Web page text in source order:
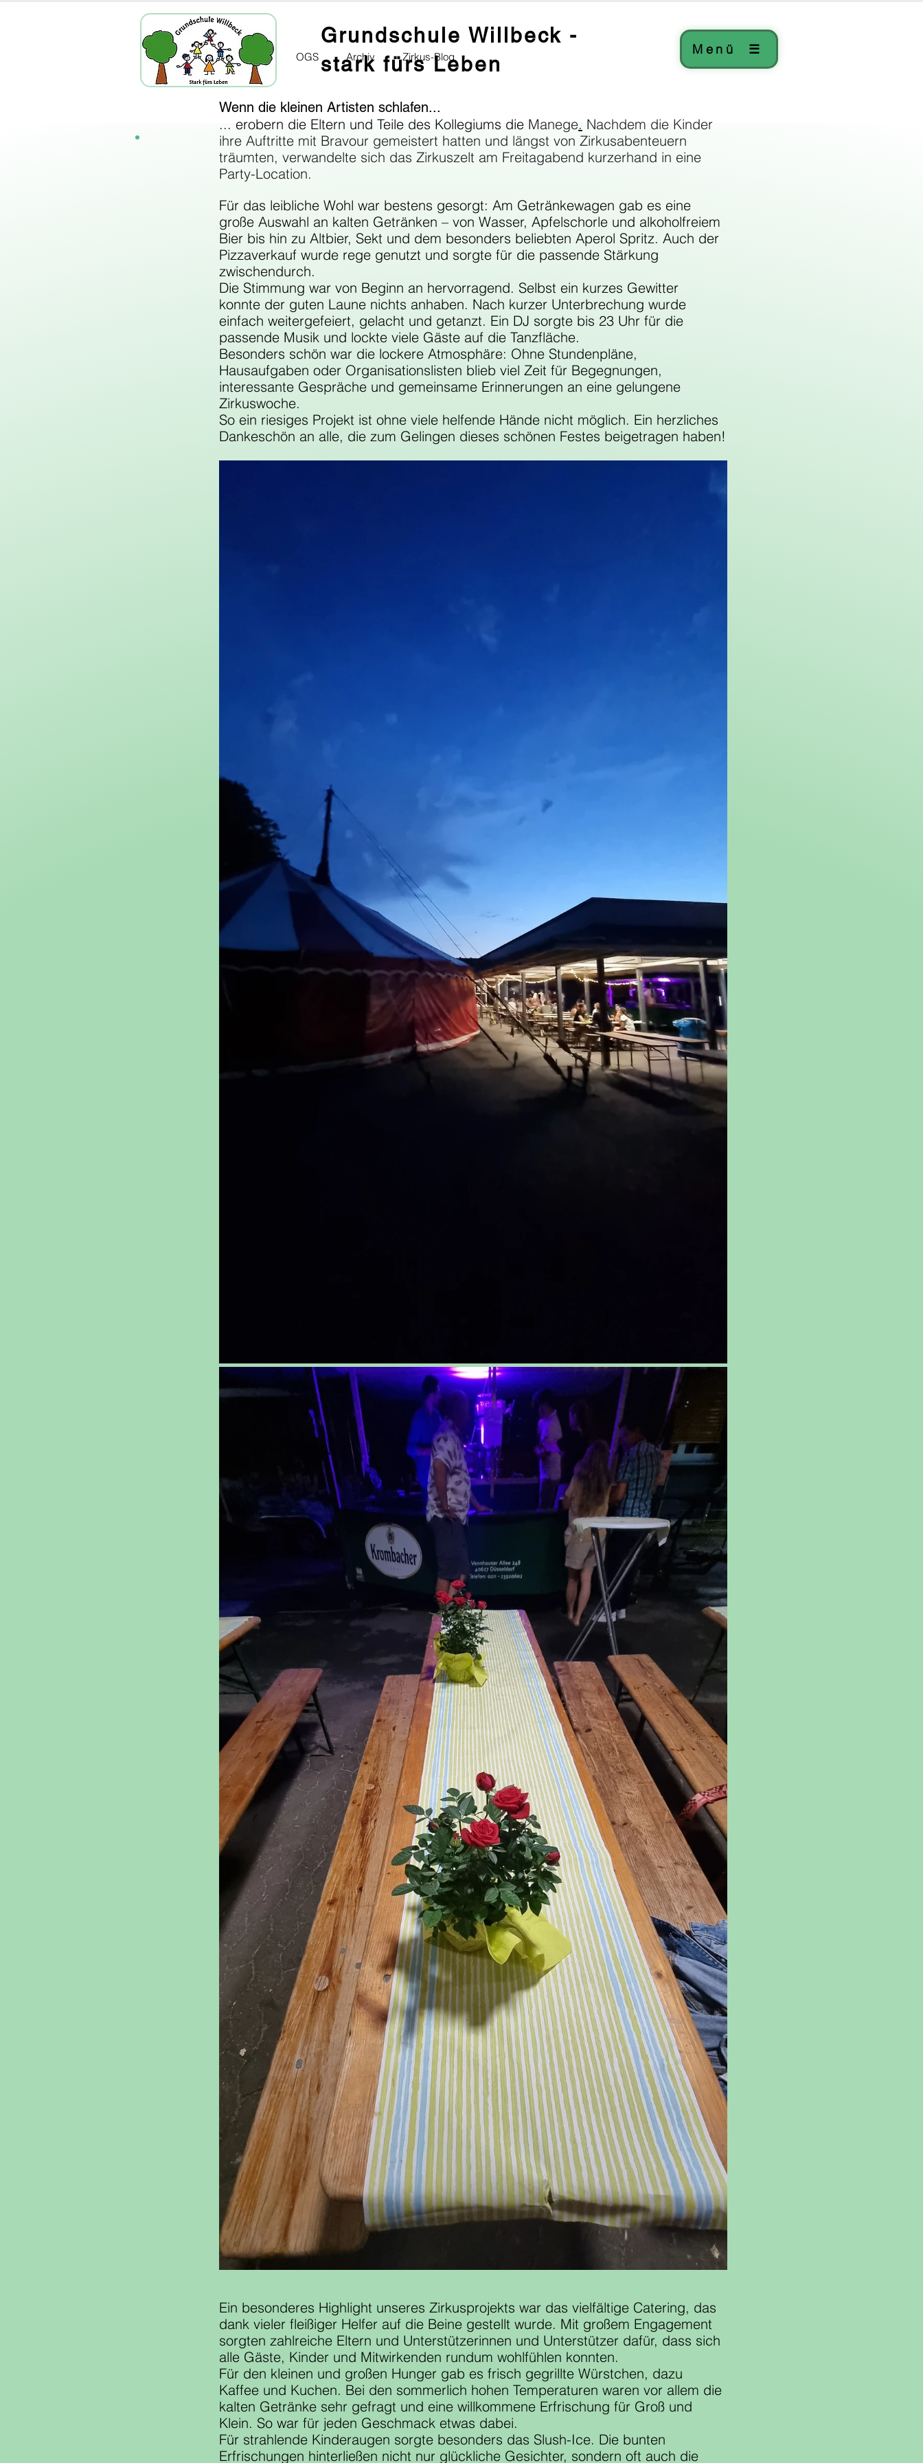
Grundschule Willbeck -
stark fürs Leben
Menü ☰
All Posts Schulleben OGS Archiv Zirkus-Blog
Wenn die kleinen Artisten schlafen...
... erobern die Eltern und Teile des Kollegiums die Manege. Nachdem die Kinder
ihre Auftritte mit Bravour gemeistert hatten und längst von Zirkusabenteuern
träumten, verwandelte sich das Zirkuszelt am Freitagabend kurzerhand in eine
Party-Location.
Für das leibliche Wohl war bestens gesorgt: Am Getränkewagen gab es eine
große Auswahl an kalten Getränken – von Wasser, Apfelschorle und alkoholfreiem
Bier bis hin zu Altbier, Sekt und dem besonders beliebten Aperol Spritz. Auch der
Pizzaverkauf wurde rege genutzt und sorgte für die passende Stärkung
zwischendurch.
Die Stimmung war von Beginn an hervorragend. Selbst ein kurzes Gewitter
konnte der guten Laune nichts anhaben. Nach kurzer Unterbrechung wurde
einfach weitergefeiert, gelacht und getanzt. Ein DJ sorgte bis 23 Uhr für die
passende Musik und lockte viele Gäste auf die Tanzfläche.
Besonders schön war die lockere Atmosphäre: Ohne Stundenpläne,
Hausaufgaben oder Organisationslisten blieb viel Zeit für Begegnungen,
interessante Gespräche und gemeinsame Erinnerungen an eine gelungene
Zirkuswoche.
So ein riesiges Projekt ist ohne viele helfende Hände nicht möglich. Ein herzliches
Dankeschön an alle, die zum Gelingen dieses schönen Festes beigetragen haben!
Ein besonderes Highlight unseres Zirkusprojekts war das vielfältige Catering, das
dank vieler fleißiger Helfer auf die Beine gestellt wurde. Mit großem Engagement
sorgten zahlreiche Eltern und Unterstützerinnen und Unterstützer dafür, dass sich
alle Gäste, Kinder und Mitwirkenden rundum wohlfühlen konnten.
Für den kleinen und großen Hunger gab es frisch gegrillte Würstchen, dazu
Kaffee und Kuchen. Bei den sommerlich hohen Temperaturen waren vor allem die
kalten Getränke sehr gefragt und eine willkommene Erfrischung für Groß und
Klein. So war für jeden Geschmack etwas dabei.
Für strahlende Kinderaugen sorgte besonders das Slush-Ice. Die bunten
Erfrischungen hinterließen nicht nur glückliche Gesichter, sondern oft auch die